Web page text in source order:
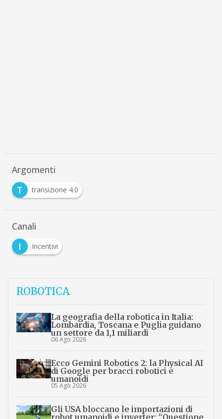
Argomenti
T
transizione 4.0
Canali
I
Incentivi
ROBOTICA
La geografia della robotica in Italia:
Lombardia, Toscana e Puglia guidano
un settore da 1,1 miliardi
06 Ago 2026
Ecco Gemini Robotics 2: la Physical AI
di Google per bracci robotici e
umanoidi
05 Ago 2026
Gli USA bloccano le importazioni di
robot umanoidi e inverter: “Questione